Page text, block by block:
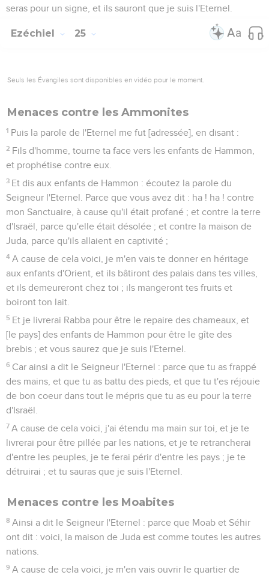
seras pour un signe, et ils sauront que je suis l'Eternel.
Ezéchiel 25
Seuls les Évangiles sont disponibles en vidéo pour le moment.
Menaces contre les Ammonites
1 Puis la parole de l'Eternel me fut [adressée], en disant :
2 Fils d'homme, tourne ta face vers les enfants de Hammon,
et prophétise contre eux.
3 Et dis aux enfants de Hammon : écoutez la parole du
Seigneur l'Eternel. Parce que vous avez dit : ha ! ha ! contre
mon Sanctuaire, à cause qu'il était profané ; et contre la terre
d'Israël, parce qu'elle était désolée ; et contre la maison de
Juda, parce qu'ils allaient en captivité ;
4 A cause de cela voici, je m'en vais te donner en héritage
aux enfants d'Orient, et ils bâtiront des palais dans tes villes,
et ils demeureront chez toi ; ils mangeront tes fruits et
boiront ton lait.
5 Et je livrerai Rabba pour être le repaire des chameaux, et
[le pays] des enfants de Hammon pour être le gîte des
brebis ; et vous saurez que je suis l'Eternel.
6 Car ainsi a dit le Seigneur l'Eternel : parce que tu as frappé
des mains, et que tu as battu des pieds, et que tu t'es réjouie
de bon coeur dans tout le mépris que tu as eu pour la terre
d'Israël.
7 A cause de cela voici, j'ai étendu ma main sur toi, et je te
livrerai pour être pillée par les nations, et je te retrancherai
d'entre les peuples, je te ferai périr d'entre les pays ; je te
détruirai ; et tu sauras que je suis l'Eternel.
Menaces contre les Moabites
8 Ainsi a dit le Seigneur l'Eternel : parce que Moab et Séhir
ont dit : voici, la maison de Juda est comme toutes les autres
nations.
9 A cause de cela voici, je m'en vais ouvrir le quartier de